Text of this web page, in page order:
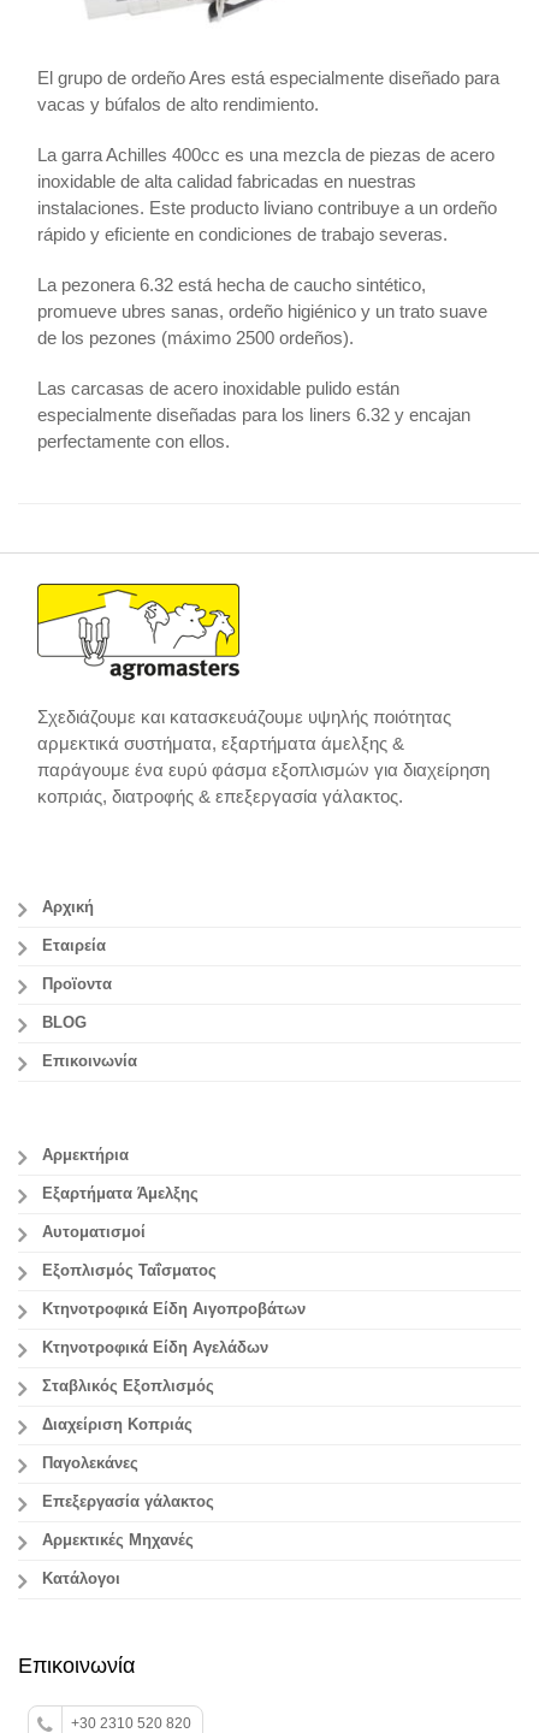
El grupo de ordeño Ares está especialmente diseñado para
vacas y búfalos de alto rendimiento.
La garra Achilles 400cc es una mezcla de piezas de acero
inoxidable de alta calidad fabricadas en nuestras
instalaciones. Este producto liviano contribuye a un ordeño
rápido y eficiente en condiciones de trabajo severas.
La pezonera 6.32 está hecha de caucho sintético,
promueve ubres sanas, ordeño higiénico y un trato suave
de los pezones (máximo 2500 ordeños).
Las carcasas de acero inoxidable pulido están
especialmente diseñadas para los liners 6.32 y encajan
perfectamente con ellos.
Σχεδιάζουμε και κατασκευάζουμε υψηλής ποιότητας
αρμεκτικά συστήματα, εξαρτήματα άμελξης &
παράγουμε ένα ευρύ φάσμα εξοπλισμών για διαχείρηση
κοπριάς, διατροφής & επεξεργασία γάλακτος.
Αρχική
Εταιρεία
Προϊοντα
BLOG
Επικοινωνία
Αρμεκτήρια
Εξαρτήματα Άμελξης
Αυτοματισμοί
Εξοπλισμός Ταΐσματος
Κτηνοτροφικά Είδη Αιγοπροβάτων
Κτηνοτροφικά Είδη Αγελάδων
Σταβλικός Εξοπλισμός
Διαχείριση Κοπριάς
Παγολεκάνες
Επεξεργασία γάλακτος
Aρμεκτικές Μηχανές
Κατάλογοι
Επικοινωνία
+30 2310 520 820